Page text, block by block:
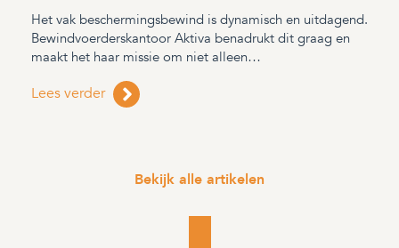
Het vak beschermingsbewind is dynamisch en uitdagend.
Bewindvoerderskantoor Aktiva benadrukt dit graag en
maakt het haar missie om niet alleen…
Lees verder
Bekijk alle artikelen